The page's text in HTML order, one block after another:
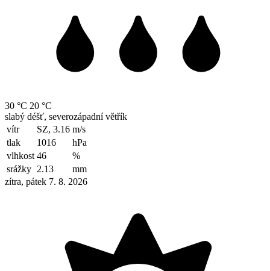
30 °C 20 °C
slabý déšť, severozápadní větřík
vítr
SZ, 3.16 m/s
tlak
1016
hPa
vlhkost 46
%
srážky 2.13
mm
zítra, pátek 7. 8. 2026